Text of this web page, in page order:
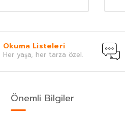
Okuma Listeleri
Her yaşa, her tarza özel.
Önemli Bilgiler